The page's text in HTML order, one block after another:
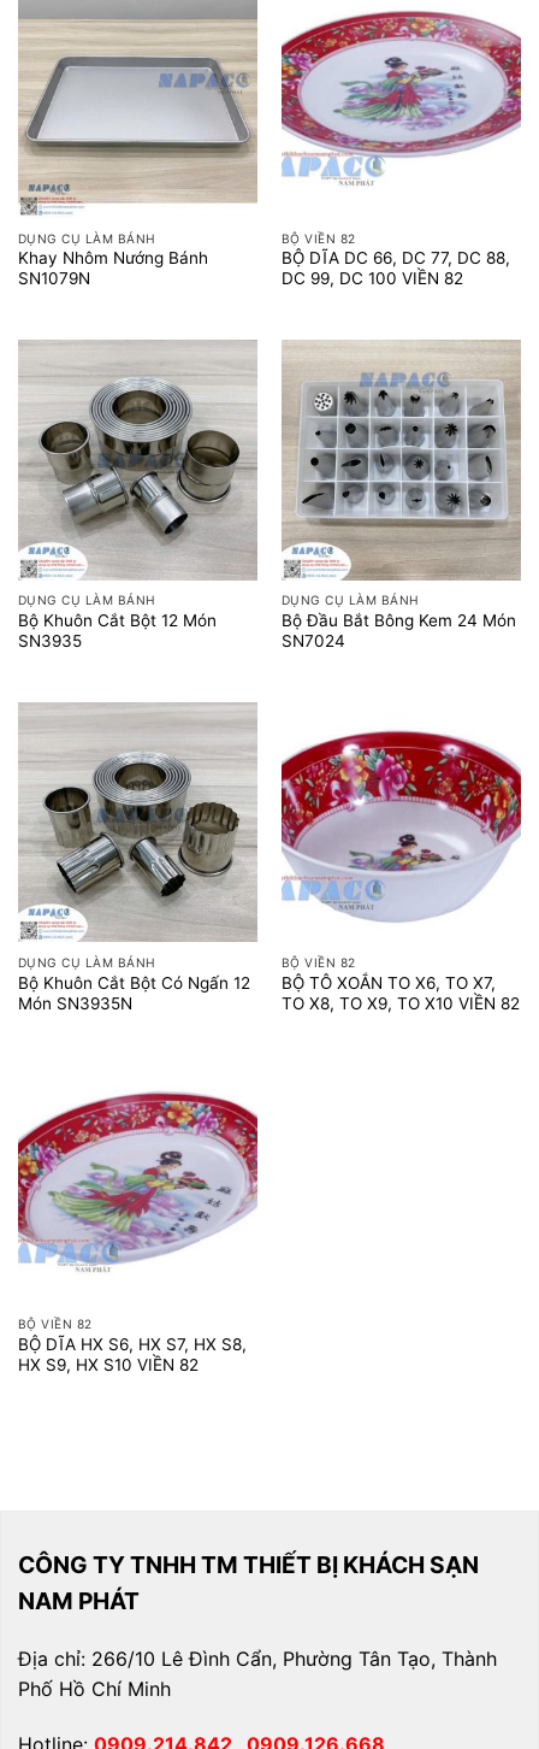
DỤNG CỤ LÀM BÁNH
Khay Nhôm Nướng Bánh
SN1079N
BỘ VIỀN 82
BỘ DĨA DC 66, DC 77, DC 88,
DC 99, DC 100 VIỀN 82
DỤNG CỤ LÀM BÁNH
Bộ Khuôn Cắt Bột 12 Món
SN3935
DỤNG CỤ LÀM BÁNH
Bộ Đầu Bắt Bông Kem 24 Món
SN7024
DỤNG CỤ LÀM BÁNH
Bộ Khuôn Cắt Bột Có Ngấn 12
Món SN3935N
BỘ VIỀN 82
BỘ TÔ XOẮN TO X6, TO X7,
TO X8, TO X9, TO X10 VIỀN 82
BỘ VIỀN 82
BỘ DĨA HX S6, HX S7, HX S8,
HX S9, HX S10 VIỀN 82
CÔNG TY TNHH TM THIẾT BỊ KHÁCH SẠN
NAM PHÁT
Địa chỉ: 266/10 Lê Đình Cẩn, Phường Tân Tạo, Thành
Phố Hồ Chí Minh
Hotline: 0909.214.842 0909.126.668